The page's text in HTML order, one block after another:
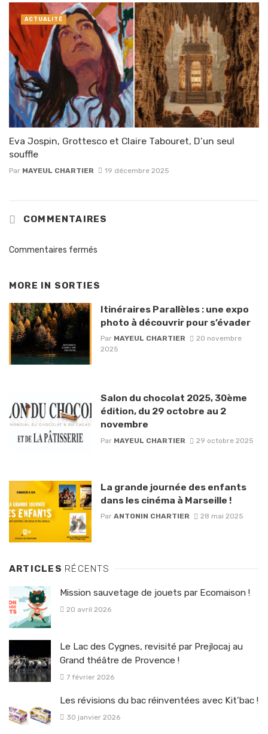
Eva Jospin, Grottesco et Claire Tabouret, D’un seul
souffle
Par MAYEUL CHARTIER 19 décembre 2025
ACTUALITÉ
COMMENTAIRES
Commentaires fermés
MORE IN SORTIES
Itinéraires Parallèles : une expo
photo à découvrir pour s’évader
Par MAYEUL CHARTIER
20 novembre
2025
Salon du chocolat 2025, 30ème
édition, du 29 octobre au 2
novembre
Par MAYEUL CHARTIER 29 octobre 2025
La grande journée des enfants
dans les cinéma à Marseille !
Par ANTONIN CHARTIER 28 mai 2025
ARTICLES RÉCENTS
Mission sauvetage de jouets par Ecomaison !
20 avril 2026
Le Lac des Cygnes, revisité par Prejlocaj au
Grand théâtre de Provence !
7 février 2026
Les révisions du bac réinventées avec Kit’bac !
30 janvier 2026